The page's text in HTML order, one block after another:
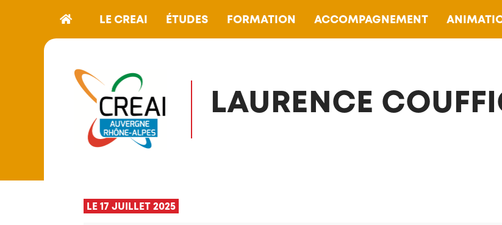
LE CREAI ÉTUDES FORMATION ACCOMPAGNEMENT
LAURENCE
LE 17 JUILLET 2025